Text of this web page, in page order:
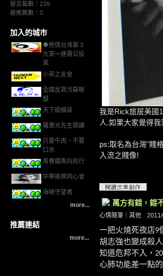
留言篇數：239
被推薦數： 0
加入的城市
◆熱情台灣第３
大黨～連署公投
黨
小英之友會
全國反貪污扁聯
盟
天下縱橫談
羅惠光先生開講
只要牛肉，不要
口水
青春鐵馬向前行
中華振興同心會
海峽守望者
more...
推薦連結
more...
我是Rick旅居美國
人.如果大家覺得
ps:取名為台灣"賤
入流之賤像!
萬方有錯，錯
心情隨筆 其他 2011/
一把火燒死夜店9
胡志強也變成殺
知道危邦不入，
心肺功能差一點